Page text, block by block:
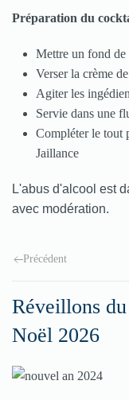
Préparation du
Mettre un fond de
Verser la crème
Agiter les
Servie dans une
Compléter le tout
Jaillance
L'abus d'alcool est
avec modération.
Précédent
Réveillons
Noël 2026